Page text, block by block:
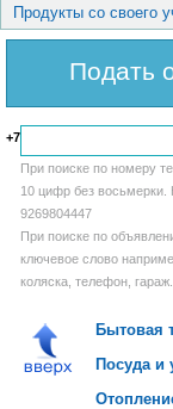
Продукты со своего
Подать
+7
При поиске по номеру
10 цифр без восьмерки.
9269804447
При поиске по
ключевое слово
коляска, телефон, гараж.
Бытовая
Посуда и